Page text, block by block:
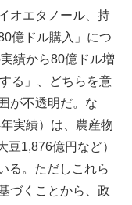
オエタノール、持
億ドル購入」につ
績から80億ドル増
る」、どちらを意
が不透明だ。な
実績）は、農産物
豆1,876億円など）
る。ただしこれら
づくことから、政